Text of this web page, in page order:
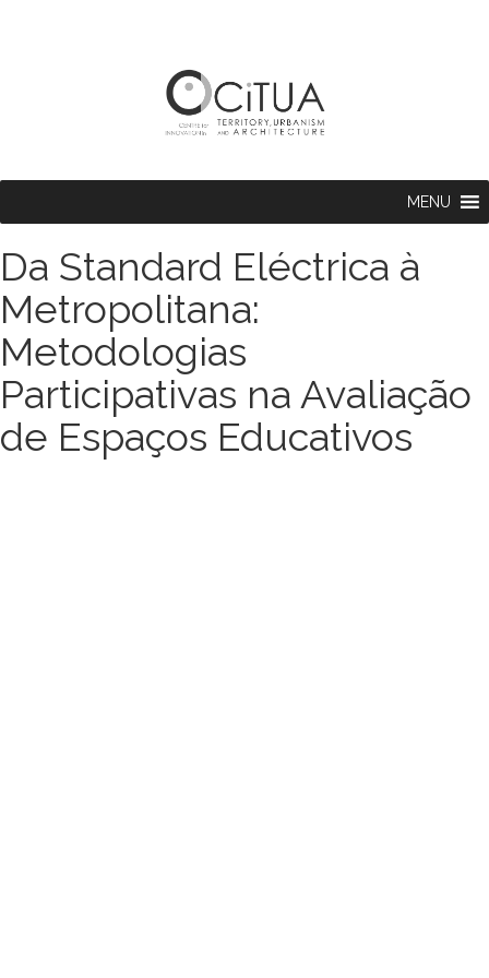
MENU
Da Standard Eléctrica à
Metropolitana:
Metodologias
Participativas na Avaliação
de Espaços Educativos